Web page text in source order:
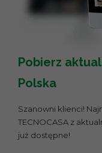
Pobierz
Polska
Szanowni klienci!
TECNOCASA z
już dostępne!